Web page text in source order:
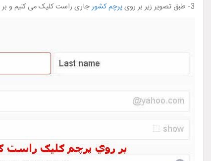
3- طبق تصویر زیر بر روی
پرچم کشورجاری راست کلیک می کنیم و بر